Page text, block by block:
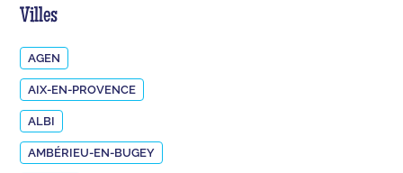
Villes
AGEN
AIX-EN-PROVENCE
ALBI
AMBÉRIEU-EN-BUGEY